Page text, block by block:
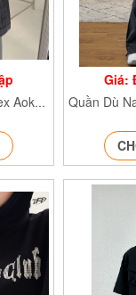
Áo Khoác Jean Unisex Aokhoacjeannam236
Giá: